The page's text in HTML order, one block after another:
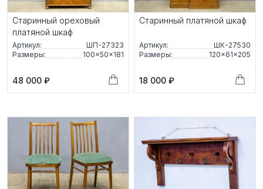
Старинный ореховый
платяной шкаф
Артикул:
ШП-27323
Размеры:
100×50×181
48 000 ₽
Старинный платяной шкаф
Артикул:
ШК-27530
Размеры:
120×61×205
18 000 ₽